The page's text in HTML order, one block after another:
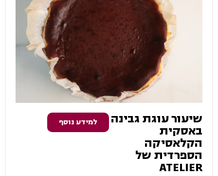
שיעור עוגת גבינה
באסקית
הקלאסיקה
הספרדית של
ATELIER
למידע נוסף